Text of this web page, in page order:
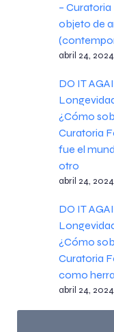
–
objeto de
abril 24, 2024
DO IT
¿Cómo
Curatoria
fue el
otro
abril 24, 2024
DO IT
¿Cómo
Curatoria
como
abril 24, 2024